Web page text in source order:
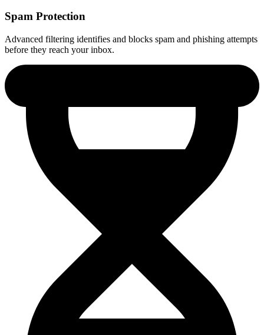
Spam Protection
Advanced filtering identifies and blocks spam and phishing attempts
before they reach your inbox.